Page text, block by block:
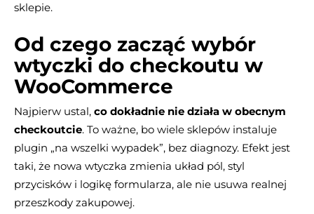
sklepie.
Od czego zacząć wybór
wtyczki do checkoutu w
WooCommerce
Najpierw ustal, co dokładnie nie działa w obecnym
checkoutcie. To ważne, bo wiele sklepów instaluje
plugin „na wszelki wypadek”, bez diagnozy. Efekt jest
taki, że nowa wtyczka zmienia układ pól, styl
przycisków i logikę formularza, ale nie usuwa realnej
przeszkody zakupowej.